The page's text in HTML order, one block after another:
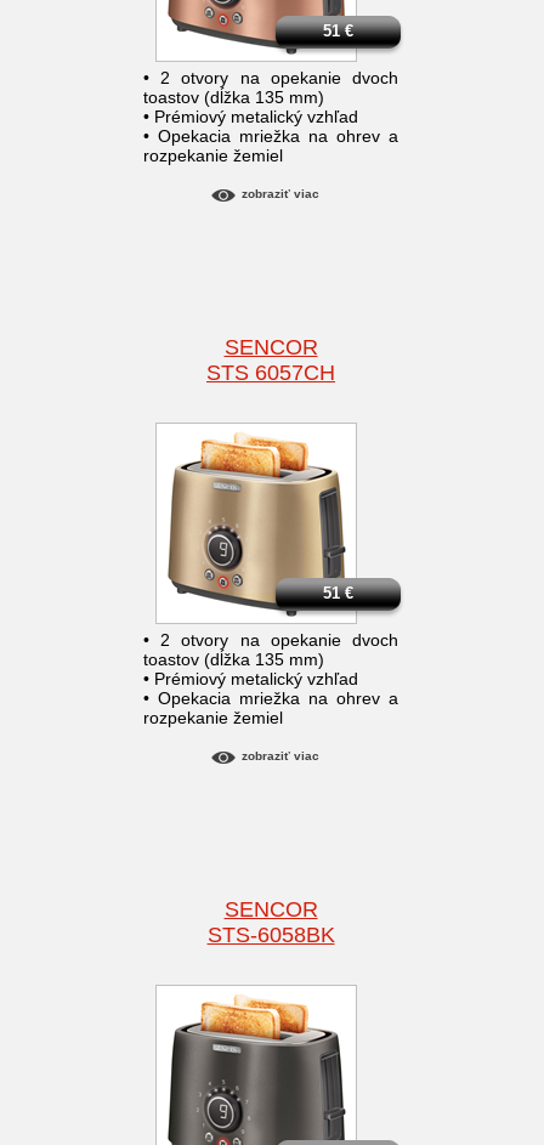
• 2 otvory na opekanie dvoch
toastov (dĺžka 135 mm)
• Prémiový metalický vzhľad
• Opekacia mriežka na ohrev a
rozpekanie žemiel
51€
zobraziť viac
SENCOR
STS 6057CH
• 2 otvory na opekanie dvoch
toastov (dĺžka 135 mm)
• Prémiový metalický vzhľad
• Opekacia mriežka na ohrev a
rozpekanie žemiel
51€
zobraziť viac
SENCOR
STS-6058BK